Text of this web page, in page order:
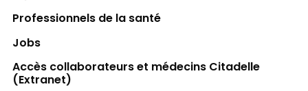
Professionnels de la santé
Jobs
Accès collaborateurs et médecins Citadelle
(Extranet)